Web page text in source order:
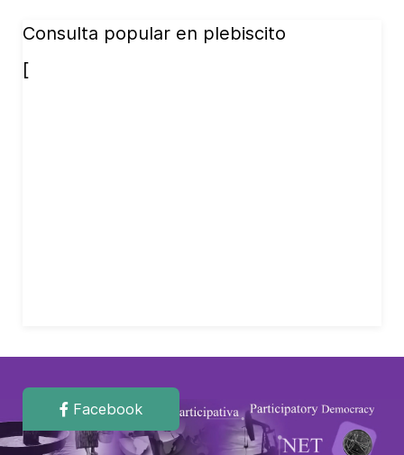
Consulta popular en plebiscito
[
Facebook